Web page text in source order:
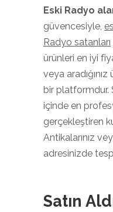
Eski Radyo
güvencesiyle,
Radyo satanları
ürünleri en iyi
veya
bir platformdur.
içinde en
gerçekleştiren
Antikalarınız
adresinizde
Satın